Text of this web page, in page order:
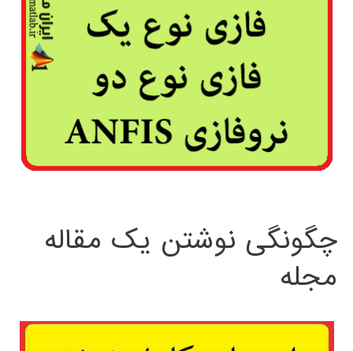
چگونگی نوشتن یک مقاله
مجله